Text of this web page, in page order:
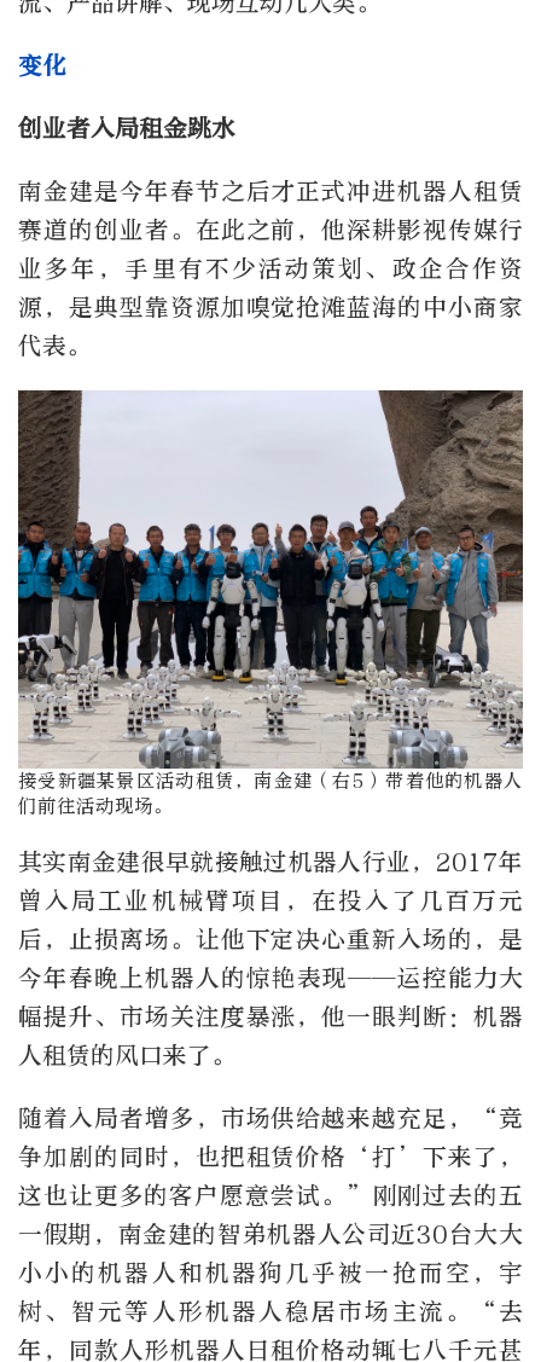
变化
创业者入局租金跳水
南金建是今年春节之后才正式冲进机器人租赁
赛道的创业者。在此之前，他深耕影视传媒行
业多年，手里有不少活动策划、政企合作资
源，是典型靠资源加嗅觉抢滩蓝海的中小商家
代表。
接受新疆某景区活动租赁，南金建（右5）带着他的机器人
们前往活动现场。
其实南金建很早就接触过机器人行业，2017年
曾入局工业机械臂项目，在投入了几百万元
后，止损离场。让他下定决心重新入场的，是
今年春晚上机器人的惊艳表现——运控能力大
幅提升、市场关注度暴涨，他一眼判断：机器
人租赁的风口来了。
随着入局者增多，市场供给越来越充足，“竞
争加剧的同时，也把租赁价格‘打’下来了，
这也让更多的客户愿意尝试。”刚刚过去的五
一假期，南金建的智弟机器人公司近30台大大
小小的机器人和机器狗几乎被一抢而空，宇
树、智元等人形机器人稳居市场主流。“去
年，同款人形机器人日租价格动辄七八千元甚